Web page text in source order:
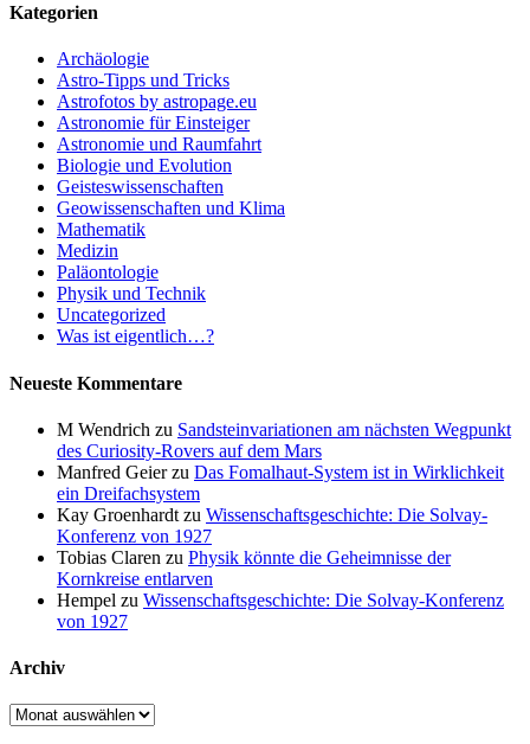
Kategorien
Archäologie
Astro-Tipps und Tricks
Astrofotos by astropage.eu
Astronomie für Einsteiger
Astronomie und Raumfahrt
Biologie und Evolution
Geisteswissenschaften
Geowissenschaften und Klima
Mathematik
Medizin
Paläontologie
Physik und Technik
Uncategorized
Was ist eigentlich…?
Neueste Kommentare
M Wendrich zu Sandsteinvariationen am nächsten Wegpunkt
des Curiosity-Rovers auf dem Mars
Manfred Geierzu Das Fomalhaut-System ist in Wirklichkeit
ein Dreifachsystem
Kay Groenhardt zu Wissenschaftsgeschichte: Die Solvay-
Konferenz von 1927
Tobias Claren zu Physik könnte die Geheimnisse der
Kornkreise entlarven
Hempel zu Wissenschaftsgeschichte: Die Solvay-Konferenz
von 1927
Archiv
Archiv